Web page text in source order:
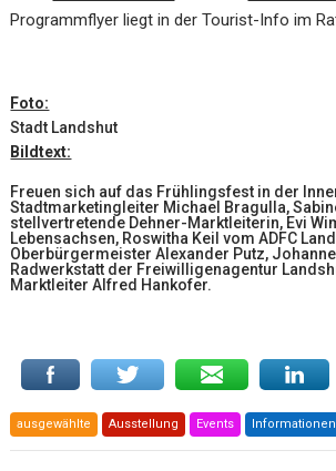
Programmflyer liegt in der Tourist-Info im
Foto:
Stadt Landshut
Bildtext:
Freuen sich auf das Frühlingsfest in der
Stadtmarketingleiter Michael Bragulla,
stellvertretende Dehner-Marktleiterin, Evi
Lebensachsen, Roswitha Keil vom ADFC
Oberbürgermeister Alexander Putz,
Radwerkstatt der Freiwilligenagentur
Marktleiter Alfred Hankofer.
ausgewählte Ausstellung Events Informationen